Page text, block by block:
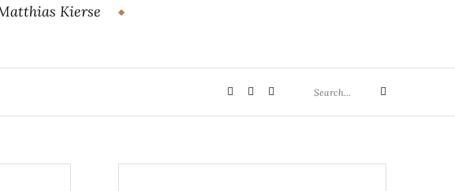
Kierse
Privatsphäre-
ändern
Historie
Privatsphäre-
Einwilligungen
for:
Search